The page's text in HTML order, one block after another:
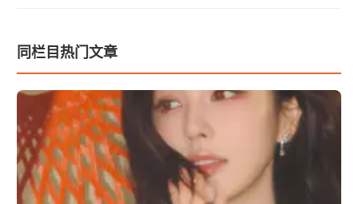
同栏目热门文章